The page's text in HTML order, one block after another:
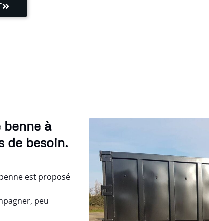
à
de besoin.
est proposé
peu